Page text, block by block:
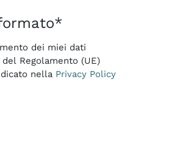
*
dei miei dati
Regolamento (UE)
nella Privacy Policy